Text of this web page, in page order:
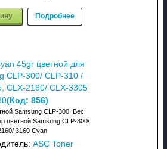
Подробнее
45gr цветной для
CLP-300/ CLP-310 /
CLX-2160/ CLX-3305
(Код: 856)
Samsung CLP-300. Вес
цветной Samsung CLP-300/
3160 Cyan
ASC Toner